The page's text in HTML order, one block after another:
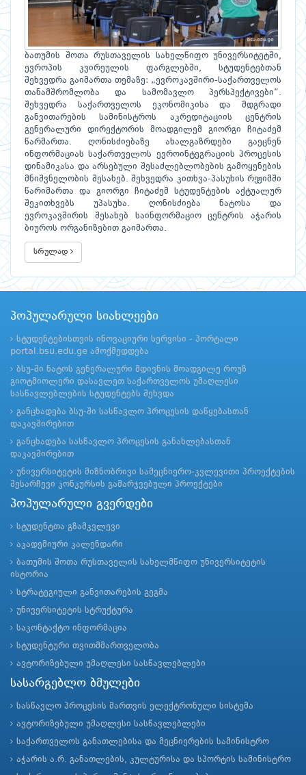
ბათუმის შოთა რუსთაველის სახელწიფო უნივერსიტეტში,
ევროპის კვირეულის ფარგლებში, სტუდენტებთან
შეხვედრა გაიმართა თემაზე: „ევროკავშირი-საქართველოს
თანამშრომლობა და სამომავლო პერსპექტივები“.
შეხვედრა საქართველოს ეკონომიკისა და მდგრადი
განვითარების სამინისტროს აკრედიტაციის ცენტრის
გენერალური დირექტორის მოადგილემ გიორგი ჩიტაძემ
წარმართა. ღონისძიებაზე ახალგაზრდები გაეცნენ
ინფორმაციას საქართველოს ევროინტეგრაციის პროცესის
დინამიკასა და არსებული შესაძლებლობების გამოყენების
მნიშვნელობის შესახებ. შეხვედრა კითხვა-პასუხის რეჟიმში
წარიმართა და გიორგი ჩიტაძემ სტუდენტების აქტუალურ
შეკითხვებს უპასუხა. ღონისძიება ნატოსა და
ევროკავშირის შესახებ საინფორმაციო ცენტრის აჭარის
ბიუროს ორგანიზებით გაიმართა.
სრულად
პოპულარული სიახლეები
სტუდენტებისთვის ინოვაციური სერვისი - პორტალი
portal.bsu.edu.ge ამოქმედდება
ბსუ-ში ნატოს გენერალური მდივნის მოადგილე როუზ
გიოტმიოლერი დასავლეთ საქართველოს უმაღლესი
სასწავლებლების სტუდენტებს შეხვდა
განცხადება ბსუ-ში სასწავლო პროცესის დაწყებასთან
დაკავშირებით
განცხადება სასწავლო პროცესის განახლებასთან
დაკავშირებით
უნივერსიტეტის მიზნობრივი სამეცნიერო-კვლევითი პროექტების
შესარჩევი კონკურსის გამარჯვებული პროექტები
პოპულარული გვერდები
სტუდენტთა გზამკვლევი
აკადემიური კალენდარი
ბათუმის შოთა რუსთაველის სახელმწიფო უნივერსიტეტის
ისტორია
სტრატეგიული განვითარების გეგმა
უნივერსიტეტის სტრუქტურა
საკონტაქტო ინფორმაცია
სტუდენტური თვითმმართველობა
ავტორიზებული უმაღლესი სასწავლებლები
სასარგებლო ბმულები
სასწავლო პროცესის მართვის ელექტრონული სისტემა
ავტორიზებული უმაღლესი სასწავლებლები
საქართველოს განათლებისა და მეცნიერების სამინისტრო
აჭარის ა.რ. განათლების, კულტურისა და სპორტის სამინისტრო